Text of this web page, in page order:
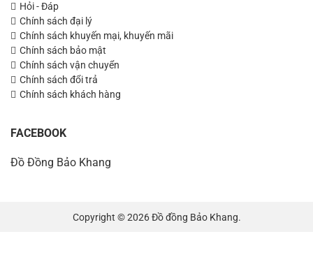
Hỏi - Đáp
Chính sách đại lý
Chính sách khuyến mại, khuyến mãi
Chính sách bảo mật
Chính sách vận chuyển
Chính sách đổi trả
Chính sách khách hàng
FACEBOOK
Đồ Đồng Bảo Khang
Copyright © 2026 Đồ đồng Bảo Khang.